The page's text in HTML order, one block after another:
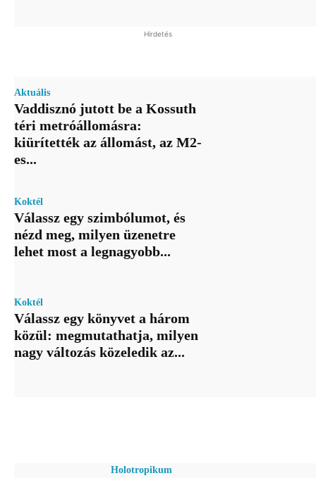
Hirdetés
Aktuális
Vaddisznó jutott be a Kossuth
téri metróállomásra:
kiürítették az állomást, az M2-
es...
Koktél
Válassz egy szimbólumot, és
nézd meg, milyen üzenetre
lehet most a legnagyobb...
Koktél
Válassz egy könyvet a három
közül: megmutathatja, milyen
nagy változás közeledik az...
Holotropikum